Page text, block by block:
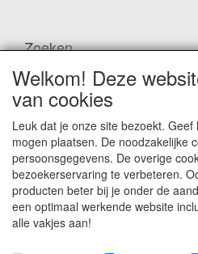
Zoeken
Waar ben je naar op zoek?
Winkelwagen
Welkom! Deze
van cookies
Leuk dat je onze site bezoekt.
mogen plaatsen. De noodzakelijke
persoonsgegevens. De overige
bezoekerservaring te verbeteren.
producten beter bij je onder de
een optimaal werkende website
alle vakjes aan!